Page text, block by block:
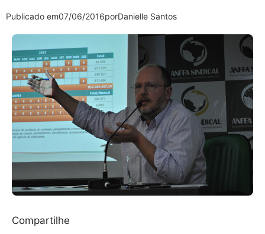
Publicado em07/06/2016porDanielle Santos
Compartilhe